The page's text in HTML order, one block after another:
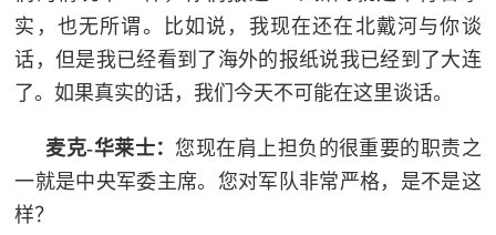
实，也无所谓。比如说，我现在还在北戴河与你谈
话，但是我已经看到了海外的报纸说我已经到了大连
了。如果真实的话，我们今天不可能在这里谈话。
麦克-华莱士：您现在肩上担负的很重要的职责之
一就是中央军委主席。您对军队非常严格，是不是这
样？